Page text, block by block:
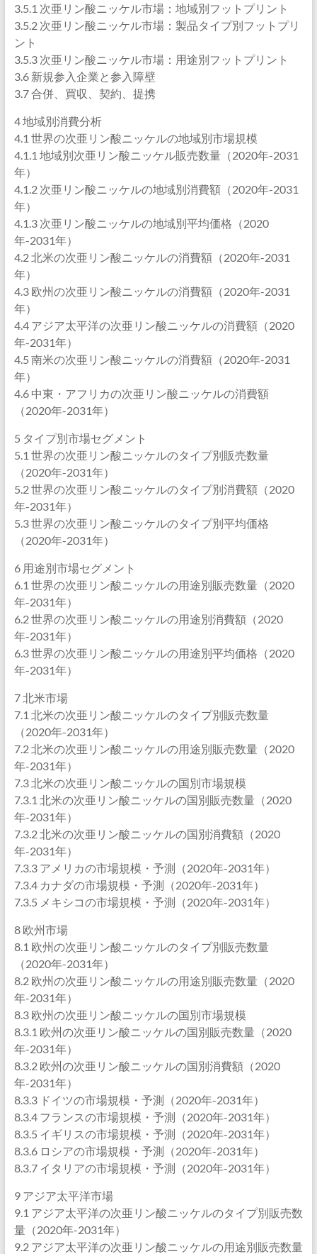
3.5.1 次亜リン酸ニッケル市場：地域別フットプリント
3.5.2 次亜リン酸ニッケル市場：製品タイプ別フットプリ
ント
3.5.3 次亜リン酸ニッケル市場：用途別フットプリント
3.6 新規参入企業と参入障壁
3.7 合併、買収、契約、提携
4 地域別消費分析
4.1 世界の次亜リン酸ニッケルの地域別市場規模
4.1.1 地域別次亜リン酸ニッケル販売数量（2020年-2031
年）
4.1.2 次亜リン酸ニッケルの地域別消費額（2020年-2031
年）
4.1.3 次亜リン酸ニッケルの地域別平均価格（2020
年-2031年）
4.2 北米の次亜リン酸ニッケルの消費額（2020年-2031
年）
4.3 欧州の次亜リン酸ニッケルの消費額（2020年-2031
年）
4.4 アジア太平洋の次亜リン酸ニッケルの消費額（2020
年-2031年）
4.5 南米の次亜リン酸ニッケルの消費額（2020年-2031
年）
4.6 中東・アフリカの次亜リン酸ニッケルの消費額
（2020年-2031年）
5 タイプ別市場セグメント
5.1 世界の次亜リン酸ニッケルのタイプ別販売数量
（2020年-2031年）
5.2 世界の次亜リン酸ニッケルのタイプ別消費額（2020
年-2031年）
5.3 世界の次亜リン酸ニッケルのタイプ別平均価格
（2020年-2031年）
6 用途別市場セグメント
6.1 世界の次亜リン酸ニッケルの用途別販売数量（2020
年-2031年）
6.2 世界の次亜リン酸ニッケルの用途別消費額（2020
年-2031年）
6.3 世界の次亜リン酸ニッケルの用途別平均価格（2020
年-2031年）
7 北米市場
7.1 北米の次亜リン酸ニッケルのタイプ別販売数量
（2020年-2031年）
7.2 北米の次亜リン酸ニッケルの用途別販売数量（2020
年-2031年）
7.3 北米の次亜リン酸ニッケルの国別市場規模
7.3.1 北米の次亜リン酸ニッケルの国別販売数量（2020
年-2031年）
7.3.2 北米の次亜リン酸ニッケルの国別消費額（2020
年-2031年）
7.3.3 アメリカの市場規模・予測（2020年-2031年）
7.3.4 カナダの市場規模・予測（2020年-2031年）
7.3.5 メキシコの市場規模・予測（2020年-2031年）
8 欧州市場
8.1 欧州の次亜リン酸ニッケルのタイプ別販売数量
（2020年-2031年）
8.2 欧州の次亜リン酸ニッケルの用途別販売数量（2020
年-2031年）
8.3 欧州の次亜リン酸ニッケルの国別市場規模
8.3.1 欧州の次亜リン酸ニッケルの国別販売数量（2020
年-2031年）
8.3.2 欧州の次亜リン酸ニッケルの国別消費額（2020
年-2031年）
8.3.3 ドイツの市場規模・予測（2020年-2031年）
8.3.4 フランスの市場規模・予測（2020年-2031年）
8.3.5 イギリスの市場規模・予測（2020年-2031年）
8.3.6 ロシアの市場規模・予測（2020年-2031年）
8.3.7 イタリアの市場規模・予測（2020年-2031年）
9 アジア太平洋市場
9.1 アジア太平洋の次亜リン酸ニッケルのタイプ別販売数
量（2020年-2031年）
9.2 アジア太平洋の次亜リン酸ニッケルの用途別販売数量